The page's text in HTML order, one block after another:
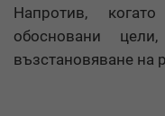
Напротив,
обосновани
възстановяване на